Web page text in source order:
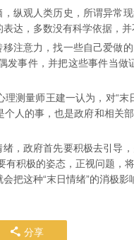
纵观人类历史，所谓异常
达，多数没有科学依据，并
注意力，找一些自己爱做
发事件，并把这些事件当做
量师王建一认为，对“末
人的事，也是政府和相关
，政府首先要积极去引导
积极的姿态，正视问题，
把这种“末日情绪”的消极影
分享